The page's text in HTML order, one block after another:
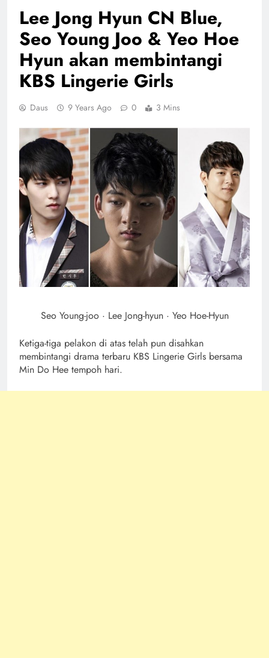
Lee Jong Hyun CN Blue,
Seo Young Joo & Yeo Hoe
Hyun akan membintangi
KBS Lingerie Girls
Daus 9 Years Ago 0 3 Mins
Seo Young-joo · Lee Jong-hyun · Yeo Hoe-Hyun
Ketiga-tiga pelakon di atas telah pun disahkan
membintangi drama terbaru KBS Lingerie Girls bersama
Min Do Hee tempoh hari.